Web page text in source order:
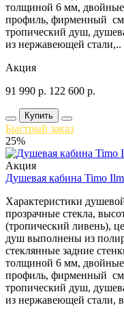
толщиной 6 мм,
профиль, фирменный
тропический душ,
из нержавеющей стали,..
Акция
91 990 р. 122 600 р.
Купить
Быстрый заказ
25%
Акция
Душевая кабина Timo
Характеристики
прозрачные стекла,
(тропический ливень),
душ выполнены из
стеклянные задние
толщиной 6 мм,
профиль, фирменный
тропический душ,
из нержавеющей стали,